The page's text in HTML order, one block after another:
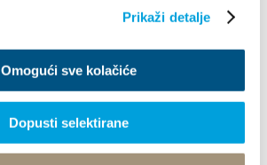
Prikaži detalje
Omogući sve kolačiće
Dopusti selektirane
Developed by:
Nove